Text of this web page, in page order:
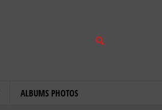
ALBUMS PHOTOS